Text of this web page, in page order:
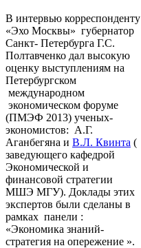
В интервью корреспонденту
«Эхо Москвы» губернатор
Санкт- Петербурга Г.С.
Полтавченко дал высокую
оценку выступлениям на
Петербургском
международном
экономическом форуме
(ПМЭФ 2013) ученых-
экономистов: А.Г.
Аганбегяна и В.Л. Квинта (
заведующего кафедрой
Экономической и
финансовой стратегии
МШЭ МГУ). Доклады этих
экспертов были сделаны в
рамках панели :
«Экономика знаний-
стратегия на опережение ».